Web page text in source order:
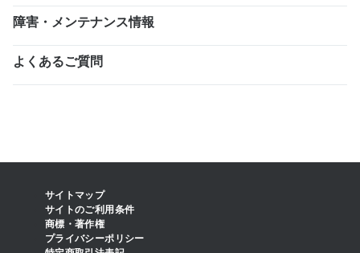
障害・メンテナンス情報
よくあるご質問
サイトマップ
サイトのご利用条件
商標・著作権
プライバシーポリシー